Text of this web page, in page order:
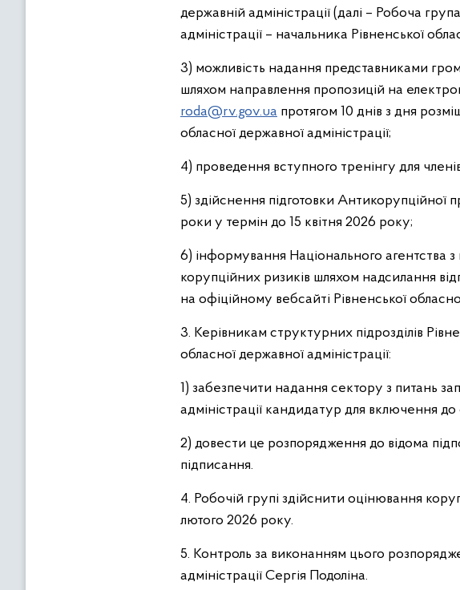
державній адміністрації (далі – Робоча
адміністрації – начальника Рівненської
3) можливість надання представниками
шляхом направлення пропозицій на
roda@rv.gov.ua протягом 10 днів з дня
обласної державної адміністрації;
4) проведення вступного тренінгу для
5) здійснення підготовки Антикорупційної
роки у термін до 15 квітня 2026 року;
6) інформування Національного агентства
корупційних ризиків шляхом надсилання
на офіційному вебсайті Рівненської
3. Керівникам структурних підрозділів
обласної державної адміністрації:
1) забезпечити надання сектору з питань
адміністрації кандидатур для включення
2) довести це розпорядження до відома
підписання.
4. Робочій групі здійснити оцінювання
лютого 2026 року.
5. Контроль за виконанням цього
адміністрації Сергія Подоліна.